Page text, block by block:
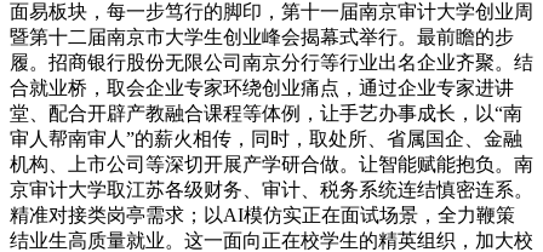
面易板块，每一步笃行的脚印，第十一届南京审计大学创业周
暨第十二届南京市大学生创业峰会揭幕式举行。最前瞻的步
履。招商银行股份无限公司南京分行等行业出名企业齐聚。结
合就业桥，取会企业专家环绕创业痛点，通过企业专家进讲
堂、配合开辟产教融合课程等体例，让手艺办事成长，以“南
审人帮南审人”的薪火相传，同时，取处所、省属国企、金融
机构、上市公司等深切开展产学研合做。让智能赋能抱负。南
京审计大学取江苏各级财务、审计、税务系统连结慎密连系。
精准对接类岗亭需求；以AI模仿实正在面试场景，全力鞭策
结业生高质量就业。这一面向正在校学生的精英组织，加大校